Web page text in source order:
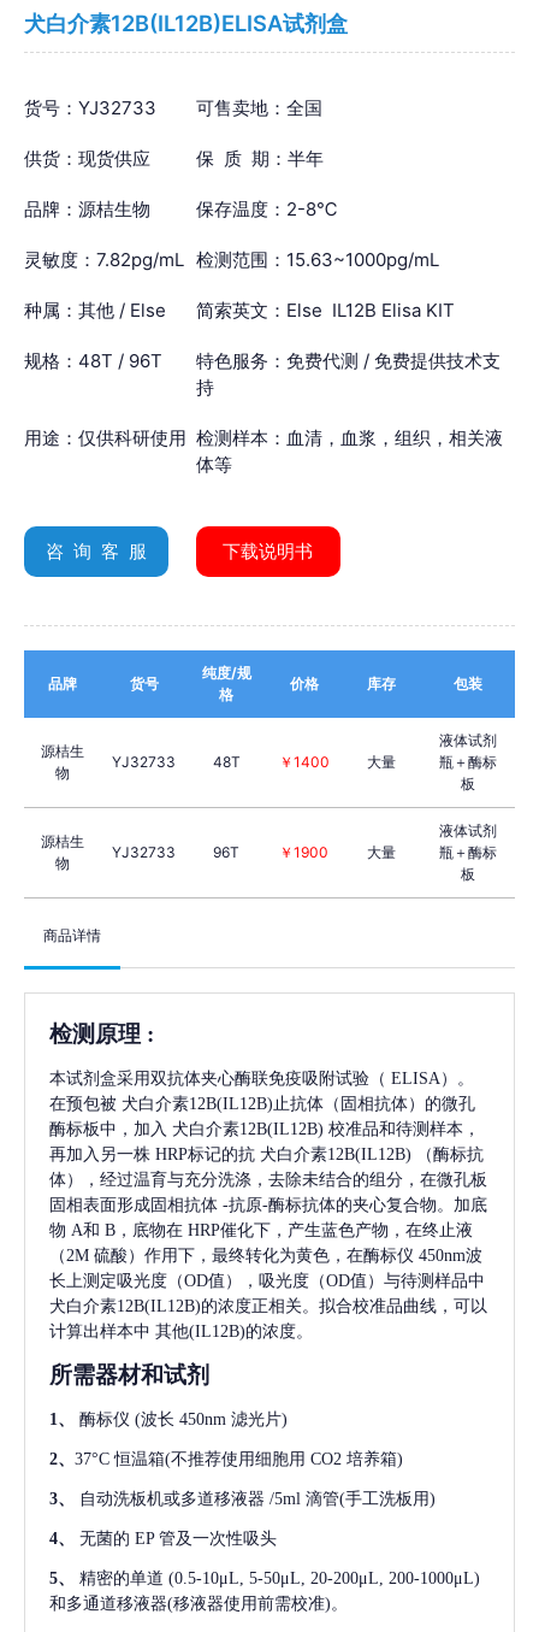
犬白介素12B(IL12B)ELISA试剂盒
货号：YJ32733 可售卖地：全国
供货：现货供应 保 质 期：半年
品牌：源桔生物 保存温度：2-8℃
灵敏度：7.82pg/mL 检测范围：15.63~1000pg/mL
种属：其他 / Else 简索英文：Else IL12B Elisa KIT
规格：48T / 96T
特色服务：免费代测 / 免费提供技术支
持
用途：仅供科研使用 检测样本：血清，血浆，组织，相关液
体等
咨 询 客 服 下载说明书
品牌 货号
纯度/规
格
价格 库存 包装
源桔生
物
YJ32733 48T ￥1400 大量
液体试剂
瓶＋酶标
板
源桔生
物
YJ32733 96T ￥1900 大量
液体试剂
瓶＋酶标
板
商品详情
检测原理 :
本试剂盒采用双抗体夹心酶联免疫吸附试验（ ELISA）。
在预包被 犬白介素12B(IL12B) 止抗体（固相抗体）的微孔
酶标板中，加入 犬白介素12B(IL12B) 校准品和待测样本，
再加入另一株 HRP标记的抗 犬白介素12B(IL12B)
（酶标抗
体），经过温育与充分洗涤，去除未结合的组分，在微孔板
固相表面形成固相抗体 -抗原-酶标抗体的夹心复合物。加底
物 A和 B，底物在 HRP催化下，产生蓝色产物，在终止液
（2M 硫酸）作用下，最终转化为黄色，在酶标仪 450nm波
长上测定吸光度（OD值），吸光度（OD值）与待测样品中
犬白介素12B(IL12B)的浓度正相关。拟合校准品曲线，可以
计算出样本中 其他(IL12B)的浓度。
所需器材和试剂
1、 酶标仪 (波长 450nm 滤光片)
2、 37°C 恒温箱(不推荐使用细胞用 CO2 培养箱)
3、 自动洗板机或多道移液器 /5ml 滴管(手工洗板用)
4、 无菌的 EP 管及一次性吸头
5、 精密的单道 (0.5-10μL, 5-50μL, 20-200μL, 200-1000μL)
和多通道移液器(移液器使用前需校准)。